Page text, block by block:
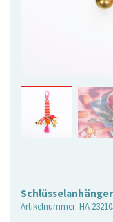
Artikelnummer: HA